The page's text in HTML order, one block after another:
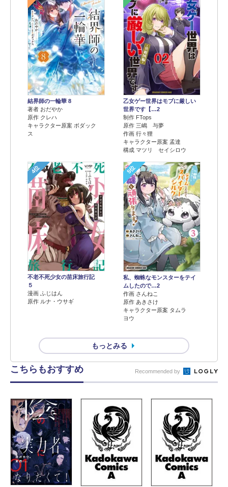
結界師の一輪華 8
著者 おだやか
原作 クレハ
キャラクター原案 ボダック
ス
乙女ゲー世界はモブに厳しい
世界です【…2
制作 FTops
原作 三嶋 与夢
作画 行々狸
キャラクター原案 孟達
構成 マツリ セイシロウ
4位
不老不死少女の苗床旅行記
５
漫画 ふじはん
原作 ルナ・ウサギ
5位
私、蜘蛛なモンスターをテイ
ムしたので…2
作画 さんねこ
原作 あきさけ
キャラクター原案 タムラ
ヨウ
もっとみる
こちらもおすすめ Recommended by